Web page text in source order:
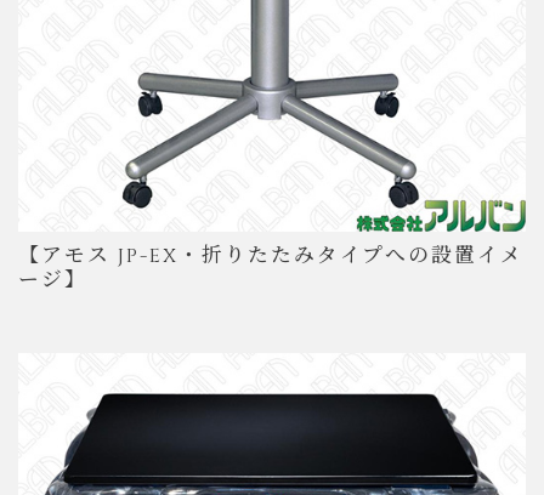
【アモス JP-EX・折りたたみタイプへの設置イメ
ージ】